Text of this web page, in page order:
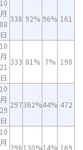
10
月
08
日
338 92% 96% 161
10
月
21
日
333 81% 7% 198
10
月
29
日
297362%44% 472
10
月
296130%14% 169